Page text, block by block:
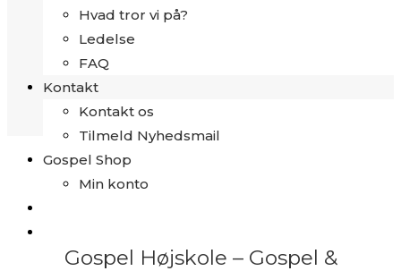
Hvad tror vi på?
Ledelse
FAQ
Kontakt
Kontakt os
Tilmeld Nyhedsmail
Gospel Shop
Min konto
Gospel Højskole – Gospel &